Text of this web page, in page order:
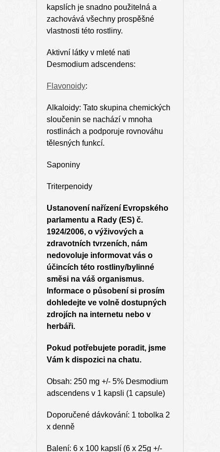
kapslích je snadno použitelná a
zachovává všechny prospěšné
vlastnosti této rostliny.
Aktivní látky v mleté nati
Desmodium adscendens:
Flavonoidy:
Alkaloidy: Tato skupina chemických
sloučenin se nachází v mnoha
rostlinách a podporuje rovnováhu
tělesných funkcí.
Saponiny
Triterpenoidy
Ustanovení nařízení Evropského
parlamentu a Rady (ES) č.
1924/2006, o výživových a
zdravotních tvrzeních, nám
nedovoluje informovat vás o
účincích této rostliny/bylinné
směsi na váš organismus.
Informace o působení si prosím
dohledejte ve volně dostupných
zdrojích na internetu nebo v
herbáři.
Pokud potřebujete poradit, jsme
Vám k dispozici na chatu.
Obsah: 250 mg +/- 5% Desmodium
adscendens v 1 kapsli (1 capsule)
Doporučené dávkování: 1 tobolka 2
x denně
Balení: 6 x 100 kapslí (6 x 25g +/-